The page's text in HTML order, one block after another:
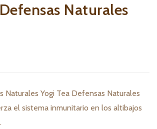
Naturales
Naturales Yogi Tea Defensas Naturales
el sistema inmunitario en los altibajos